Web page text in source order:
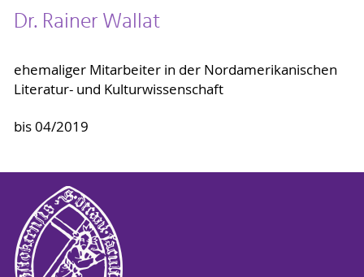
Dr. Rainer Wallat
ehemaliger Mitarbeiter in der Nordamerikanischen
Literatur- und Kulturwissenschaft
bis 04/2019